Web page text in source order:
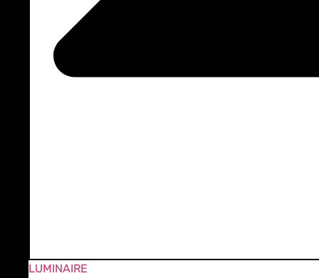
LUMINAIRE